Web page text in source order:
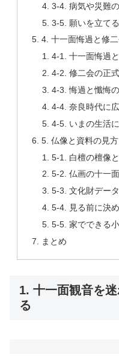
3-4. 病気や災難
3-5. 願いを立て
4. 十一面悔過と修
4-1. 十一面悔過
4-2. 修二会の正
4-3. 悔過と懺悔
4-4. 奈良時代に
4-5. いまの生活
5. 仏像と資料の見方
5-1. 白檀の檀像
5-2. 仏画の十一
5-3. 文化財デー
5-4. 見る前に決
5-5. 家でできる
まとめ
1. 十一面観音を
る